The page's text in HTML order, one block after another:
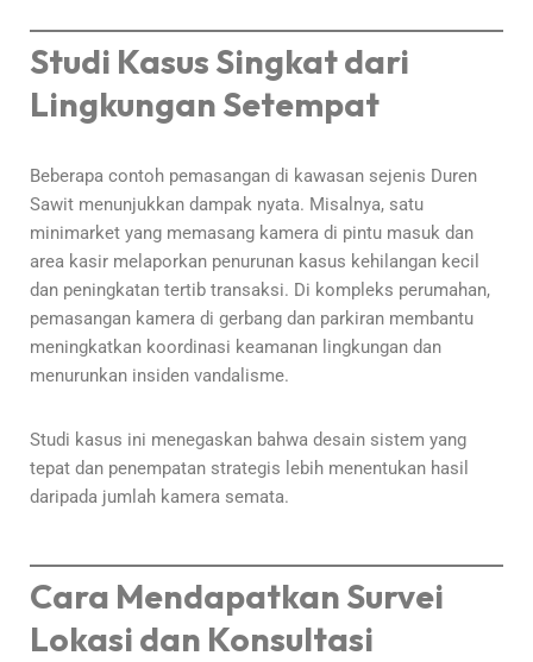
Studi Kasus Singkat dari
Lingkungan Setempat
Beberapa contoh pemasangan di kawasan sejenis Duren
Sawit menunjukkan dampak nyata. Misalnya, satu
minimarket yang memasang kamera di pintu masuk dan
area kasir melaporkan penurunan kasus kehilangan kecil
dan peningkatan tertib transaksi. Di kompleks perumahan,
pemasangan kamera di gerbang dan parkiran membantu
meningkatkan koordinasi keamanan lingkungan dan
menurunkan insiden vandalisme.
Studi kasus ini menegaskan bahwa desain sistem yang
tepat dan penempatan strategis lebih menentukan hasil
daripada jumlah kamera semata.
Cara Mendapatkan Survei
Lokasi dan Konsultasi